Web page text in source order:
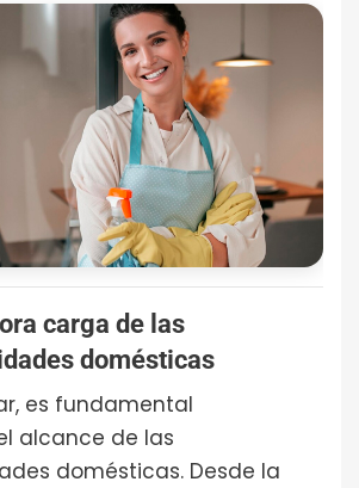
carga de las
domésticas
es fundamental
alcance de las
domésticas. Desde la